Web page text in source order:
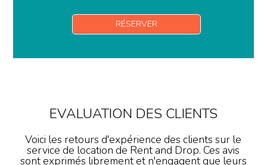
RÉSERVER
EVALUATION DES CLIENTS
Voici les retours d'expérience des clients sur le
service de location de Rent and Drop. Ces avis
sont exprimés librement et n'engagent que leurs